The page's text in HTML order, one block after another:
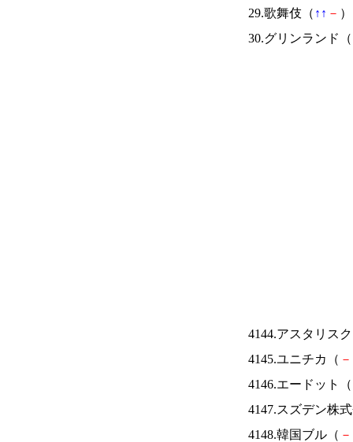
29.歌舞伎（ ↑ ↑ －
30.グリンランド（
4144.アスタリス
4145.ユニチカ（ －
4146.エードット（
4147.スズデン株
4148.韓国ブル（ －